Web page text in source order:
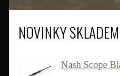
NOVINKY SKLADEM
Nash Scope